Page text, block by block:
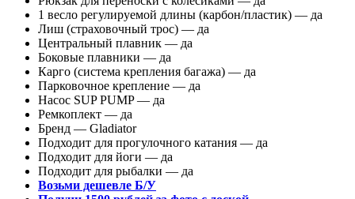
1 весло регулируемой длины (карбон/пластик) — да
Лиш (страховочный трос) — да
Центральный плавник — да
Боковые плавники — да
Карго (система крепления багажа) — да
Парковочное крепление — да
Насос SUP PUMP — да
Ремкоплект — да
Бренд — Gladiator
Подходит для прогулочного катания — да
Подходит для йоги — да
Подходит для рыбалки — да
Возьми дешевле Б/У